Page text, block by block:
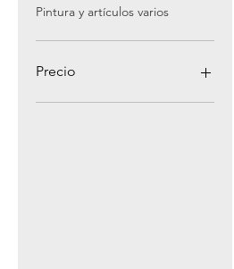
Pintura y artículos varios
Precio